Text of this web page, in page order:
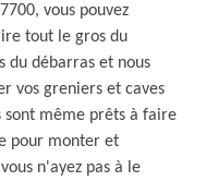
vous pouvez
tout le gros du
du débarras et nous
vos greniers et caves
sont même prêts à faire
pour monter et
n'ayez pas à le